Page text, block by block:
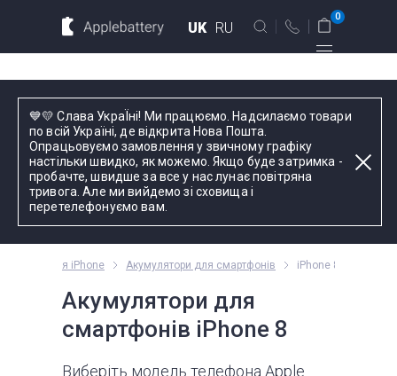
💙💛 Слава УкраЇні! Ми працюємо. Надсилаємо товари
по всій Україні, де відкрита Нова Пошта.
Опрацьовуємо замовлення у звичному графіку
настільки швидко, як можемо. Якщо буде затримка -
пробачте, швидше за все у нас лунає повітряна
тривога. Але ми вийдемо зі сховища і
перетелефонуємо вам.
UK RU
вул. Голосіївська 17, оф. 104
+38 044 339 57 83
Зворотний дзвінок
Пн-Пт:
оформлення
телефоном
0
Для планшетов
Введіть назву пристрою, модель або серію
для iPhone Акумулятори для смартфонів iPhone 8
Акумулятори для
смартфонів iPhone 8
Виберіть модель телефона Apple